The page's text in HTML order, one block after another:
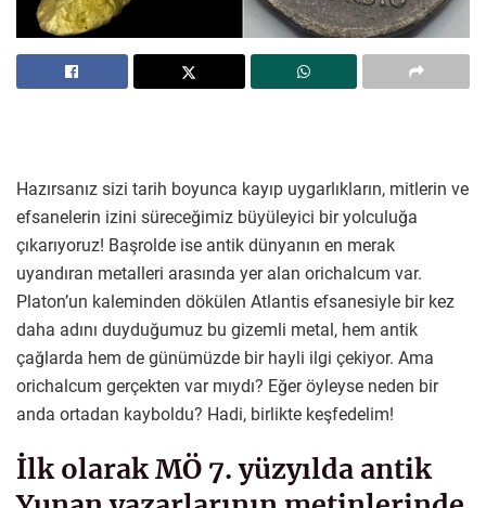
Hazırsanız sizi tarih boyunca kayıp uygarlıkların, mitlerin ve
efsanelerin izini süreceğimiz büyüleyici bir yolculuğa
çıkarıyoruz! Başrolde ise antik dünyanın en merak
uyandıran metalleri arasında yer alan orichalcum var.
Platon’un kaleminden dökülen Atlantis efsanesiyle bir kez
daha adını duyduğumuz bu gizemli metal, hem antik
çağlarda hem de günümüzde bir hayli ilgi çekiyor. Ama
orichalcum gerçekten var mıydı? Eğer öyleyse neden bir
anda ortadan kayboldu? Hadi, birlikte keşfedelim!
İlk olarak MÖ 7. yüzyılda antik